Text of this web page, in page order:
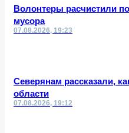
Волонтеры расчистили
мусора
07.08.2026, 19:23
Северянам рассказали,
области
07.08.2026, 19:12